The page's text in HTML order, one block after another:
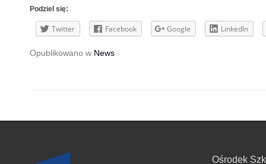
Podziel się:
Twitter Facebook Google LinkedIn
Opublikowano w News
Ośrodek